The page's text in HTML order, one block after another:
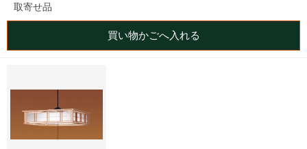
取寄せ品
買い物かごへ入れる